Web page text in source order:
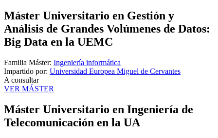
Máster Universitario en Gestión y
Análisis de Grandes Volúmenes de Datos:
Big Data en la UEMC
Familia Máster: Ingeniería informática
Impartido por: Universidad Europea Miguel de Cervantes
A consultar
VER MÁSTER
Máster Universitario en Ingeniería de
Telecomunicación en la UA